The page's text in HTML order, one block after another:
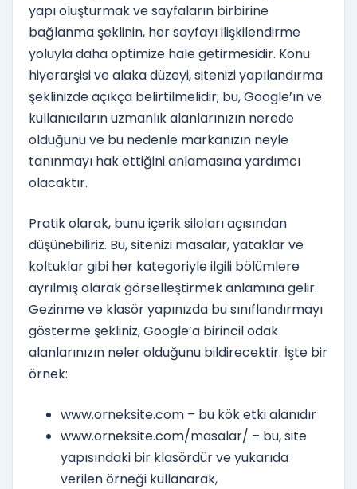
yapı oluşturmak ve sayfaların birbirine
bağlanma şeklinin, her sayfayı ilişkilendirme
yoluyla daha optimize hale getirmesidir. Konu
hiyerarşisi ve alaka düzeyi, sitenizi yapılandırma
şeklinizde açıkça belirtilmelidir; bu, Google’ın ve
kullanıcıların uzmanlık alanlarınızın nerede
olduğunu ve bu nedenle markanızın neyle
tanınmayı hak ettiğini anlamasına yardımcı
olacaktır.
Pratik olarak, bunu içerik siloları açısından
düşünebiliriz. Bu, sitenizi masalar, yataklar ve
koltuklar gibi her kategoriyle ilgili bölümlere
ayrılmış olarak görselleştirmek anlamına gelir.
Gezinme ve klasör yapınızda bu sınıflandırmayı
gösterme şekliniz, Google’a birincil odak
alanlarınızın neler olduğunu bildirecektir. İşte bir
örnek:
www.orneksite.com – bu kök etki alanıdır
www.orneksite.com/masalar/ – bu, site
yapısındaki bir klasördür ve yukarıda
verilen örneği kullanarak,